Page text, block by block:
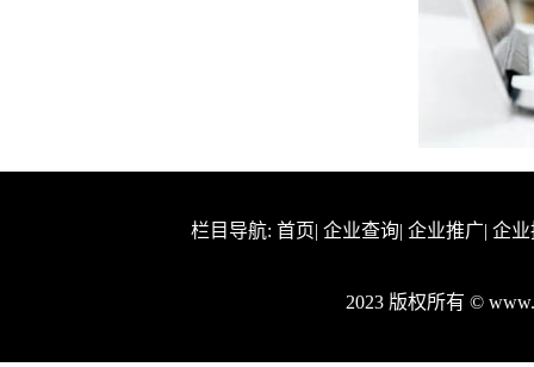
栏目导航: 首页| 企业查询| 企业推广| 企
2023 版权所有 ©